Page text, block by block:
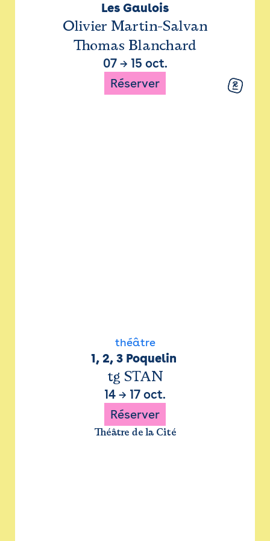
Les Gaulois
Olivier Martin-Salvan
Thomas Blanchard
07→ 15 oct.
Réserver
théâtre
1, 2, 3 Poquelin
tg STAN
14 → 17 oct.
Réserver
Théâtre de la Cité